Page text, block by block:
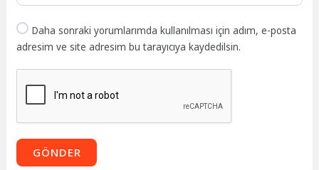
Daha sonraki yorumlarımda kullanılması için adım, e-posta
adresim ve site adresim bu tarayıcıya kaydedilsin.
GÖNDER